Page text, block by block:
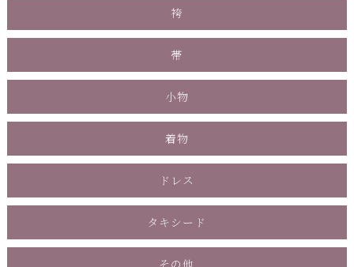
袴
帯
小物
着物
ドレス
タキシード